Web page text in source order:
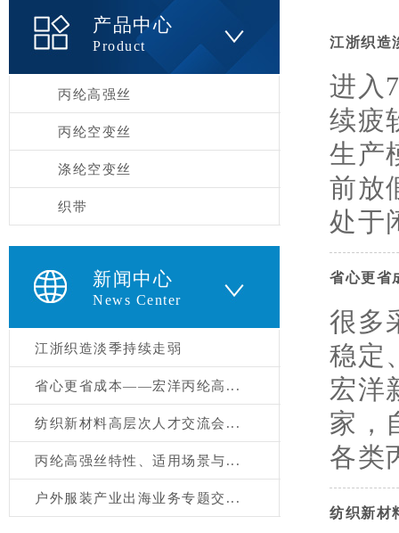
产品中心
Product
丙纶高强丝
丙纶空变丝
涤纶空变丝
织带
新闻中心
News Center
江浙织造淡季持续走弱
省心更省成本——宏洋丙纶高...
纺织新材料高层次人才交流会...
丙纶高强丝特性、适用场景与...
户外服装产业出海业务专题交...
江浙织造
进入
续疲
生产
前放
处于
省心更省
很多
稳定
宏洋
家，
各类
纺织新材